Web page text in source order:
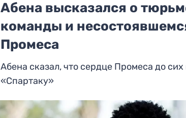
Абена высказался о
команды и
Промеса
Абена сказал, что сердце Промеса до
«Спартаку»